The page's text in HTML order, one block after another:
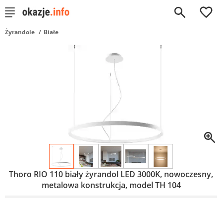
0
Żyrandole Białe
Thoro RIO 110 biały żyrandol LED 3000K, nowoczesny,
metalowa konstrukcja, model TH 104